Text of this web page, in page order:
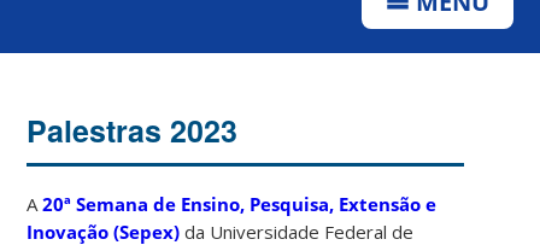
Palestras 2023
A20ª Semana de Ensino, Pesquisa, Extensão e
Inovação (Sepex) da Universidade Federal de